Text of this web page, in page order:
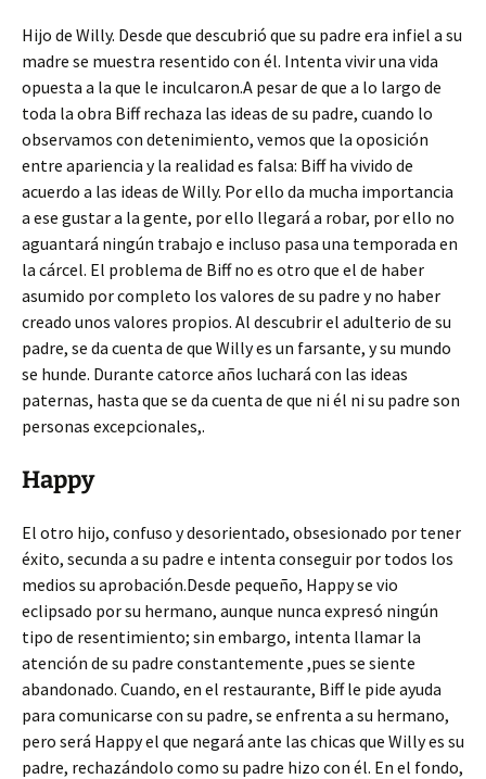
Hijo de Willy. Desde que descubrió que su padre era infiel a su
madre se muestra resentido con él. Intenta vivir una vida
opuesta a la que le inculcaron.A pesar de que a lo largo de
toda la obra Biff rechaza las ideas de su padre, cuando lo
observamos con detenimiento, vemos que la oposición
entre apariencia y la realidad es falsa: Biff ha vivido de
acuerdo a las ideas de Willy. Por ello da mucha importancia
a ese gustar a la gente, por ello llegará a robar, por ello no
aguantará ningún trabajo e incluso pasa una temporada en
la cárcel. El problema de Biff no es otro que el de haber
asumido por completo los valores de su padre y no haber
creado unos valores propios. Al descubrir el adulterio de su
padre, se da cuenta de que Willy es un farsante, y su mundo
se hunde. Durante catorce años luchará con las ideas
paternas, hasta que se da cuenta de que ni él ni su padre son
personas excepcionales,.
Happy
El otro hijo, confuso y desorientado, obsesionado por tener
éxito, secunda a su padre e intenta conseguir por todos los
medios su aprobación.Desde pequeño, Happy se vio
eclipsado por su hermano, aunque nunca expresó ningún
tipo de resentimiento; sin embargo, intenta llamar la
atención de su padre constantemente ,pues se siente
abandonado. Cuando, en el restaurante, Biff le pide ayuda
para comunicarse con su padre, se enfrenta a su hermano,
pero será Happy el que negará ante las chicas que Willy es su
padre, rechazándolo como su padre hizo con él. En el fondo,